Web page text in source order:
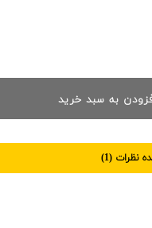
به سبد خرید
نظرات (1
)